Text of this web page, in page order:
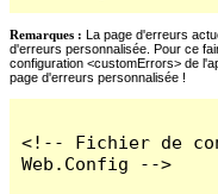
Remarques : La page d'erreurs
d'erreurs personnalisée. Pour ce
configuration <customErrors> de
page d'erreurs personnalisée !
<!-- Fichier de
Web.Config -->